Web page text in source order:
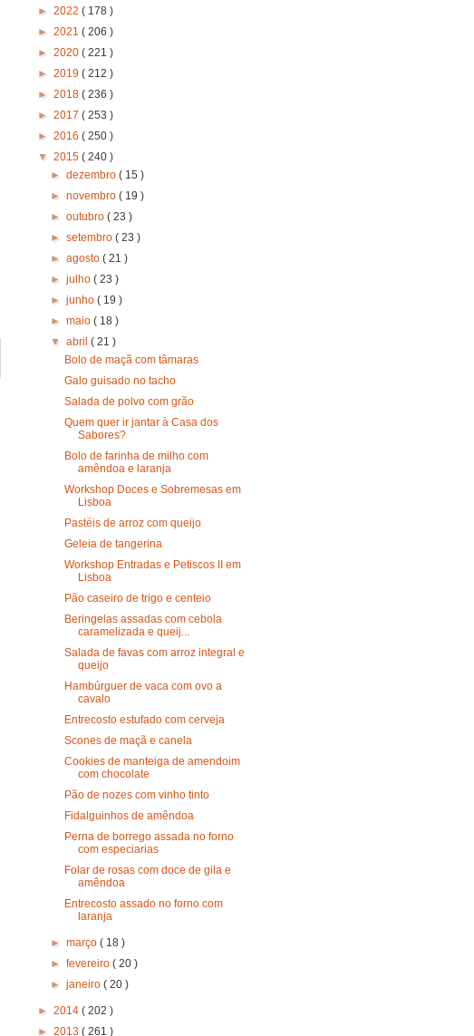
► 2022 ( 178 )
► 2021 ( 206 )
► 2020 ( 221 )
► 2019 ( 212 )
► 2018 ( 236 )
► 2017 ( 253 )
► 2016 ( 250 )
▼ 2015 ( 240 )
►dezembro( 15 )
►novembro( 19 )
►outubro( 23 )
►setembro( 23 )
►agosto( 21 )
►julho( 23 )
►junho( 19 )
►maio( 18 )
▼abril( 21 )
Bolo de maçã com tâmaras
Galo guisado no tacho
Salada de polvo com grão
Quem quer ir jantar à Casa dos
Sabores?
Bolo de farinha de milho com
amêndoa e laranja
Workshop Doces e Sobremesas em
Lisboa
Pastéis de arroz com queijo
Geleia de tangerina
Workshop Entradas e Petiscos II em
Lisboa
Pão caseiro de trigo e centeio
Beringelas assadas com cebola
caramelizada e queij...
Salada de favas com arroz integral e
queijo
Hambúrguer de vaca com ovo a
cavalo
Entrecosto estufado com cerveja
Scones de maçã e canela
Cookies de manteiga de amendoim
com chocolate
Pão de nozes com vinho tinto
Fidalguinhos de amêndoa
Perna de borrego assada no forno
com especiarias
Folar de rosas com doce de gila e
amêndoa
Entrecosto assado no forno com
laranja
►março( 18 )
►fevereiro( 20 )
►janeiro( 20 )
► 2014 ( 202 )
► 2013 ( 261 )